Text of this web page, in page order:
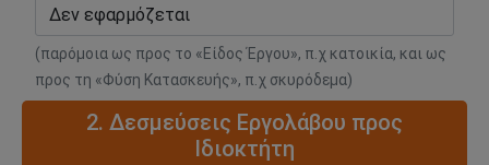
(παρόμοια ως προς το «Είδος Έργου», π.χ κατοικία, και ως
προς τη «Φύση Κατασκευής», π.χ σκυρόδεμα)
2. Δεσμεύσεις Εργολάβου προς
Ιδιοκτήτη